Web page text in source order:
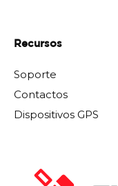
Recursos
Soporte
Contactos
Dispositivos GPS